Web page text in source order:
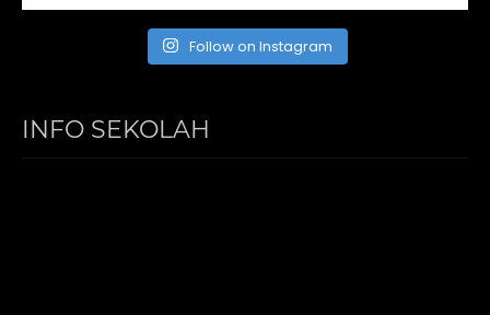
Follow on Instagram
INFO SEKOLAH